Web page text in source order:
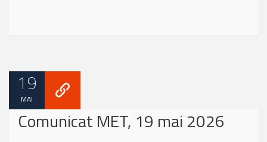
19
MAI
Comunicat MET, 19 mai 2026